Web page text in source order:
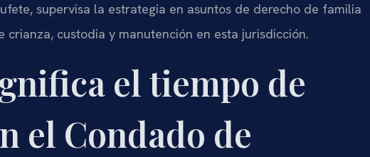
supervisa la estrategia en asuntos de derecho de familia
crianza, custodia y manutención en esta jurisdicción.
el tiempo de
el Condado de